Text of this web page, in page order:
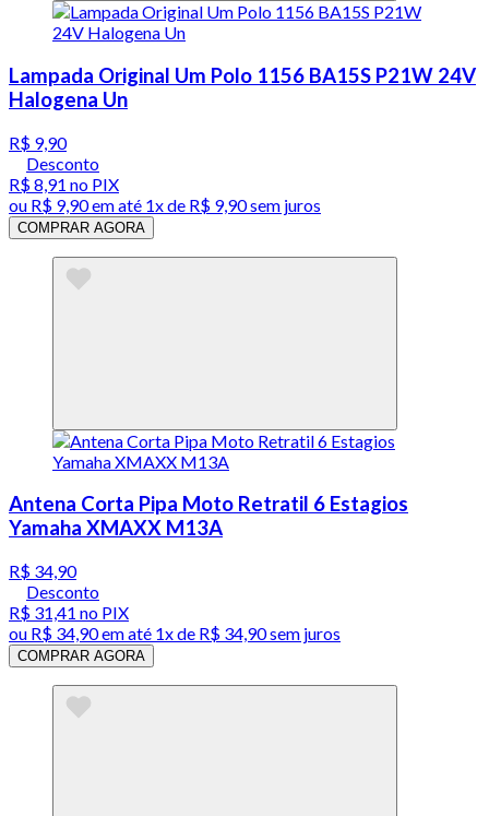
Lampada Original Um Polo 1156 BA15S P21W 24V
Halogena Un
R$ 9,90
Desconto
R$ 8,91 no PIX
ou R$ 9,90em até 1x de R$ 9,90sem juros
COMPRAR AGORA
Antena Corta Pipa Moto Retratil 6 Estagios
Yamaha XMAXX M13A
R$ 34,90
Desconto
R$ 31,41 no PIX
ou R$ 34,90em até 1x de R$ 34,90sem juros
COMPRAR AGORA